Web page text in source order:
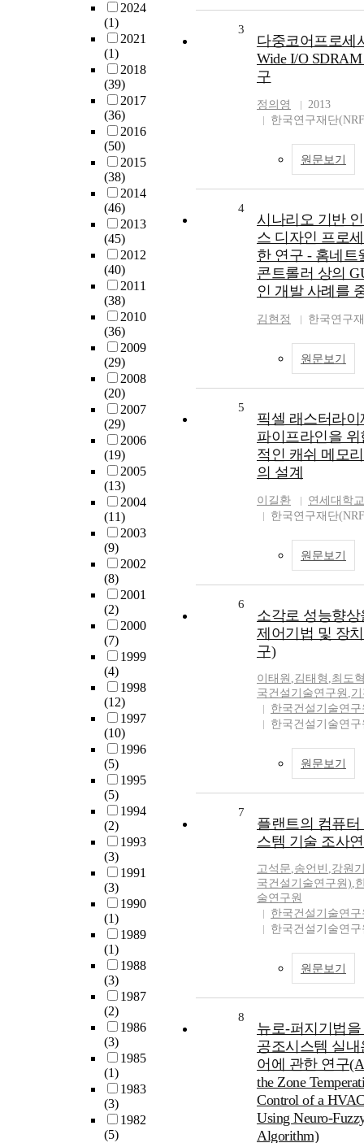
2024
(1)
2021
(1)
2018
(39)
2017
(36)
2016
(50)
2015
(38)
2014
(46)
2013
(45)
2012
(40)
2011
(38)
2010
(36)
2009
(29)
2008
(20)
2007
(29)
2006
(19)
2005
(13)
2004
(11)
2003
(9)
2002
(8)
2001
(2)
2000
(7)
1999
(4)
1998
(12)
1997
(10)
1996
(5)
1995
(5)
1994
(2)
1993
(3)
1991
(3)
1990
(1)
1989
(1)
1988
(3)
1987
(2)
1986
(3)
1985
(1)
1983
(3)
1982
(5)
3
다중코어프로세
Wide I/O
구
정의영
2013
한국연구재단
원문보기
4
시나리오 기반
스 디자인 프로
한 연구 - 홈네트
콘트롤러 상의
인 개발 사례를
김현정 한국연구
원문보기
5
픽셀 래스터라이
파이프라인을 위
적인 캐쉬 메모
의 설계
이길환
연세대학교
한국연구재단
원문보기
6
소각로 성능향상
제어기법 및 장
구)
이태원 ,김태형 ,최도
국건설기술연구원 ,
한국건설기술연구
한국건설기술연
원문보기
7
플랜트의 컴퓨터
스템 기술 조사
고석문,송언빈 ,강원
국건설기술연구원),
술연구원
한국건설기술연구
한국건설기술연
원문보기
8
뉴로-퍼지기법
공조시스템 실내
어에 관한 연구(A
the Zone
Control of a
Using Neuro-
Algorithm)